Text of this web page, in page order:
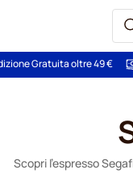
Gratuita oltre 49 €
Scopri l'espresso